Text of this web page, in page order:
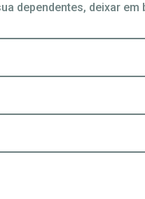
dependentes, deixar em